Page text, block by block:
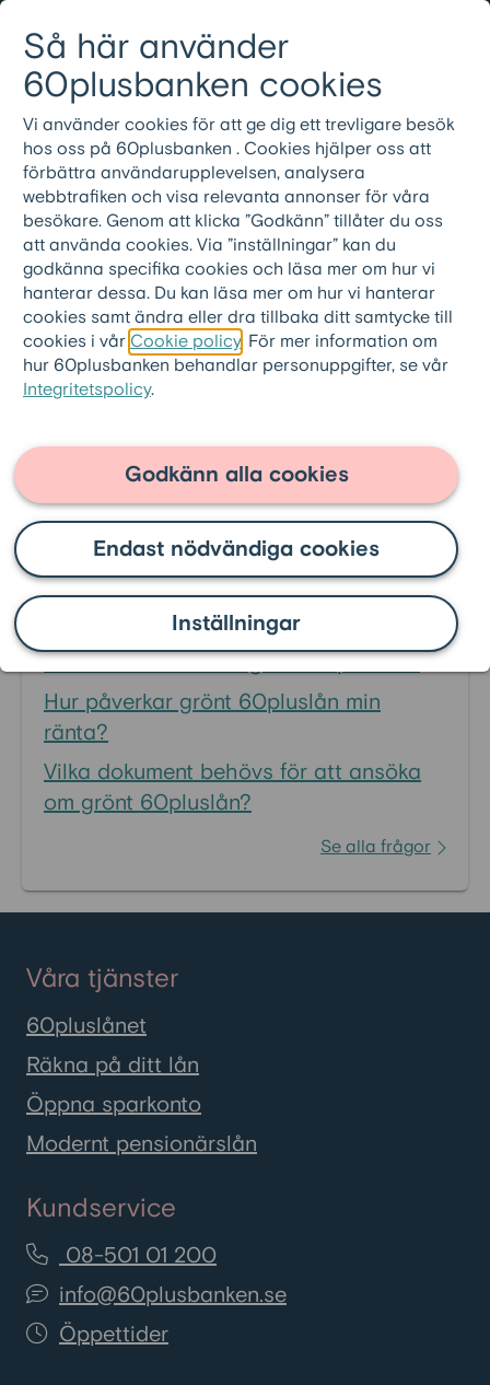
Så här använder
60plusbanken cookies
Vi använder cookies för att ge dig ett trevligare besök
hos oss på 60plusbanken . Cookies hjälper oss att
förbättra användarupplevelsen, analysera
webbtrafiken och visa relevanta annonser för våra
besökare. Genom att klicka ”Godkänn” tillåter du oss
att använda cookies. Via ”inställningar” kan du
godkänna specifika cookies och läsa mer om hur vi
hanterar dessa. Du kan läsa mer om hur vi hanterar
cookies samt ändra eller dra tillbaka ditt samtycke till
cookies i vår Cookie policy . För mer information om
hur 60plusbanken behandlar personuppgifter, se vår
Integritetspolicy.
Inställningar
Endast nödvändiga cookies
Godkänn alla cookies
Meny
08-501 01 200
60plusbanken.se > 60pluslånet >
FAQ - Grönt 60pluslån
Hur ansöker jag om grönt
60pluslån?
Du ansöker genom att skicka in din ansökan
om ett 60pluslån. När vår lånespecialist
kontaktar dig uppger du bostadens
energiklass, så kan vi bedöma dina
även få din energideklaration inskickad till
oss.
Vanligaste frågorna inom
FAQ - Grönt 60pluslån
Vem kan ansöka om grönt 60pluslån?
Hur påverkar grönt 60pluslån min
ränta?
Vilka dokument behövs för att ansöka
om grönt 60pluslån?
Se alla frågor
Våra tjänster
60pluslånet
Räkna på ditt lån
Öppna sparkonto
Modernt pensionärslån
Kundservice
08-501 01 200
info@60plusbanken.se
Öppettider